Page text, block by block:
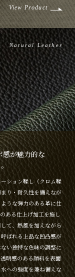
View Product
Natural Leather
感が魅力的な
ション鞣し（クロム鞣
り・耐久性を備えなが
うな弾力のある革に仕
ある仕上げ加工を施し
て、熱風を加えながら
ばれる上品な凹凸感が
い独特な色味の調整に
明感のある顔料を表面
への強度を兼ね備えな